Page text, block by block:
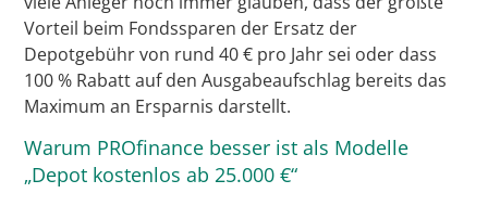
Vorteil beim Fondssparen der Ersatz der
Depotgebühr von rund 40 € pro Jahr sei oder dass
100 % Rabatt auf den Ausgabeaufschlag bereits das
Maximum an Ersparnis darstellt.
Warum PROfinance besser ist als Modelle
„Depot kostenlos ab 25.000 €“